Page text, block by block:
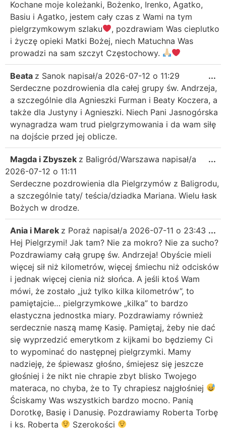
Kochane moje koleżanki, Bożenko, Irenko, Agatko,
Basiu i Agatko, jestem cały czas z Wami na tym
pielgrzymkowym szlaku
, pozdrawiam Was cieplutko
i życzę opieki Matki Bożej, niech Matuchna Was
prowadzi na sam szczyt Częstochowy.
Beata z Sanok napisał/a 2026-07-12 o 11:29
Serdeczne pozdrowienia dla całej grupy św. Andrzeja,
a szczególnie dla Agnieszki Furman i Beaty Koczera, a
także dla Justyny i Agnieszki. Niech Pani Jasnogórska
wynagradza wam trud pielgrzymowania i da wam siłę
na dojście przed jej oblicze.
...
Magda i Zbyszek z Baligród/Warszawa napisał/a
2026-07-12 o 11:11
Serdeczne pozdrowienia dla Pielgrzymów z Baligrodu,
a szczególnie taty/ teścia/dziadka Mariana. Wielu łask
Bożych w drodze.
...
Ania i Marek z Poraż napisał/a 2026-07-11 o 23:43
Hej Pielgrzymi! Jak tam? Nie za mokro? Nie za sucho?
Pozdrawiamy całą grupę św. Andrzeja! Obyście mieli
więcej sił niż kilometrów, więcej śmiechu niż odcisków
i jednak więcej cienia niż słońca. A jeśli ktoś Wam
mówi, że zostało „już tylko kilka kilometrów”, to
pamiętajcie… pielgrzymkowe „kilka” to bardzo
elastyczna jednostka miary. Pozdrawiamy również
serdecznie naszą mamę Kasię. Pamiętaj, żeby nie dać
się wyprzedzić emerytkom z kijkami bo będziemy Ci
to wypominać do następnej pielgrzymki. Mamy
nadzieję, że śpiewasz głośno, śmiejesz się jeszcze
głośniej i że nikt nie chrapie zbyt blisko Twojego
materaca, no chyba, że to Ty chrapiesz najgłośniej
Ściskamy Was wszystkich bardzo mocno. Panią
Dorotkę, Basię i Danusię. Pozdrawiamy Roberta Torbę
i ks. Roberta
Szerokości
...